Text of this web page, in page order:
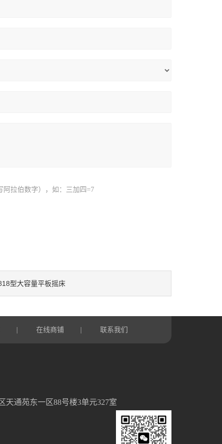
阿拉伯数字），如：三加四=7
型大容量平板摇床
在线商铺 联系我们
天通苑东一区88号楼3单元327室